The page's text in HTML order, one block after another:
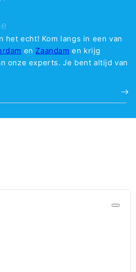
het echt! Kom langs in een van
en Zaandam en krijg
onze experts. Je bent altijd van